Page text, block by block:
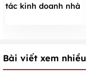
tác kinh doanh nhà
Bài viết xem nhiều